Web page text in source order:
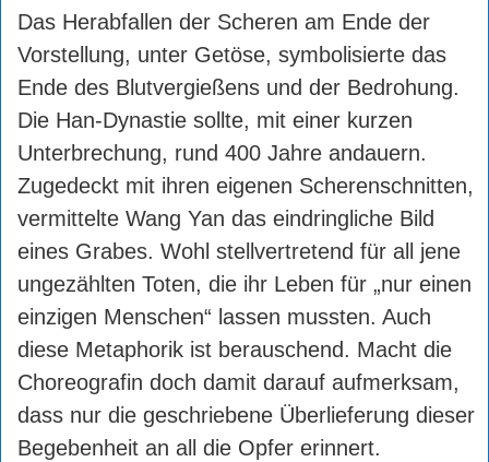
Das Herabfallen der Scheren am Ende der
Vorstellung, unter Getöse, symbolisierte das
Ende des Blutvergießens und der Bedrohung.
Die Han-Dynastie sollte, mit einer kurzen
Unterbrechung, rund 400 Jahre andauern.
Zugedeckt mit ihren eigenen Scherenschnitten,
vermittelte Wang Yan das eindringliche Bild
eines Grabes. Wohl stellvertretend für all jene
ungezählten Toten, die ihr Leben für „nur einen
einzigen Menschen“ lassen mussten. Auch
diese Metaphorik ist berauschend. Macht die
Choreografin doch damit darauf aufmerksam,
dass nur die geschriebene Überlieferung dieser
Begebenheit an all die Opfer erinnert.